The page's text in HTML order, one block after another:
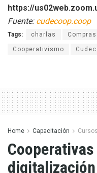
https://
Fuente: cudecoop.coop
Tags: charlas
Cooperativismo
Home Capacitación Cursos